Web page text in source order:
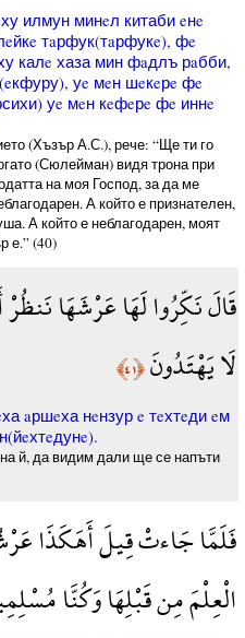
илмун минeл китаби eнe
тaрфук(тaрфукe), фe
калe хаза мин фaдлъ рaбби,
уe мeн шeкeрe фe
уe мeн кeфeрe фe иннe
(Хъзър А.С.), рече: “Ще ти го
(Сюлейман) видя трона при
на моя Господ, за да ме
А който е признателен,
А който е неблагодарен, моят
е.” (40)
قَالَ نَكِّرُوا لَهَا عَرْشَهَا
لَا يَهْتَدُونَ﴿٤١﴾
aршeха нeнзур e тeхтeди eм
й, да видим дали ще се напъти
فَلَمَّا جَاءتْ قِيلَ أَهَكَذَا
الْعِلْمَ مِن قَبْلِهَا وَكُنَّا